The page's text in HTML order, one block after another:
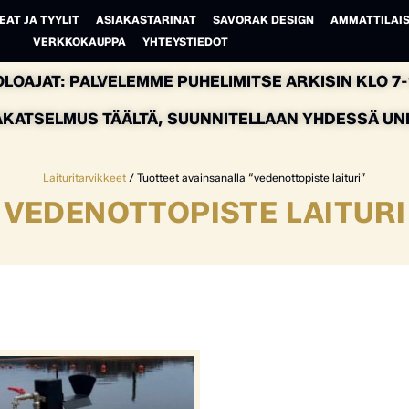
JA TYYLIT ASIAKASTARINAT SAVORAK DESIGN
VERKKOKAUPPA
YHTEYSTIEDOT
PALVELEMME PUHELIMITSE ARKISIN KLO
TÄÄLTÄ, SUUNNITELLAAN YHDESSÄ
Laituritarvikkeet / Tuotteet avainsanalla “vedenottopiste laituri”
VEDENOTTOPISTE LAITURI